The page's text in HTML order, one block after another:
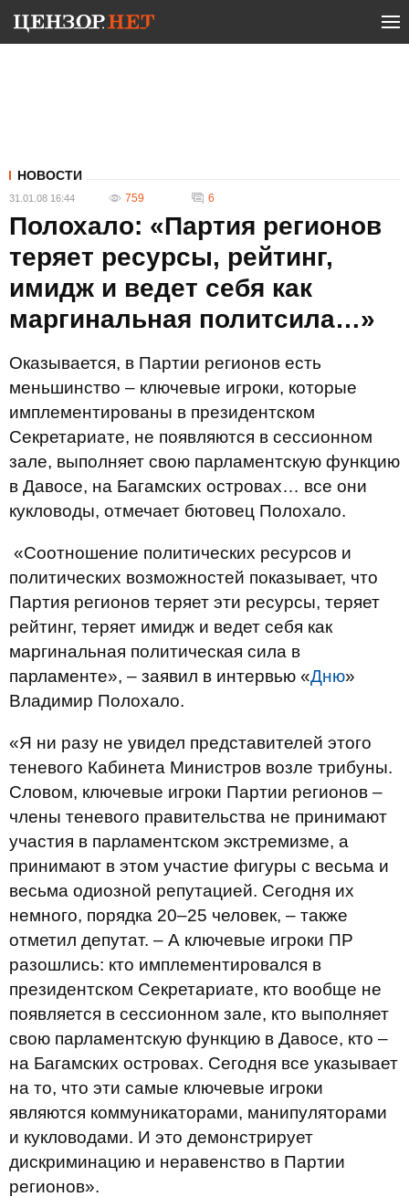
НОВОСТИ
31.01.08 16:44 759 6
Полохало: «Партия регионов
теряет ресурсы, рейтинг,
имидж и ведет себя как
маргинальная политсила…»
Оказывается, в Партии регионов есть
меньшинство – ключевые игроки, которые
имплементированы в президентском
Секретариате, не появляются в сессионном
зале, выполняет свою парламентскую функцию
в Давосе, на Багамских островах… все они
кукловоды, отмечает бютовец Полохало.
«Соотношение политических ресурсов и
политических возможностей показывает, что
Партия регионов теряет эти ресурсы, теряет
рейтинг, теряет имидж и ведет себя как
маргинальная политическая сила в
парламенте», – заявил в интервью «Дню»
Владимир Полохало.
«Я ни разу не увидел представителей этого
теневого Кабинета Министров возле трибуны.
Словом, ключевые игроки Партии регионов –
члены теневого правительства не принимают
участия в парламентском экстремизме, а
принимают в этом участие фигуры с весьма и
весьма одиозной репутацией. Сегодня их
немного, порядка 20–25 человек, – также
отметил депутат. – А ключевые игроки ПР
разошлись: кто имплементировался в
президентском Секретариате, кто вообще не
появляется в сессионном зале, кто выполняет
свою парламентскую функцию в Давосе, кто –
на Багамских островах. Сегодня все указывает
на то, что эти самые ключевые игроки
являются коммуникаторами, манипуляторами
и кукловодами. И это демонстрирует
дискриминацию и неравенство в Партии
регионов».